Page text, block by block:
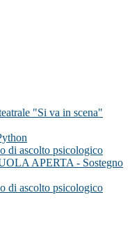
"Si va in scena"
di ascolto psicologico
APERTA - Sostegno
di ascolto psicologico